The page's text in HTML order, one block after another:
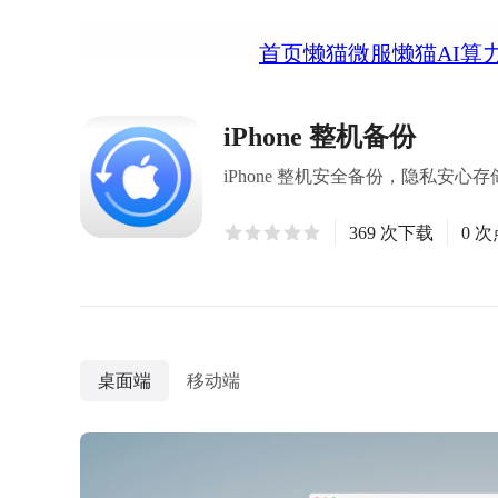
首页懒猫微服懒猫AI算
iPhone 整机备份
iPhone 整机安全备份，隐私安心存
369 次下载 0 次
桌面端 移动端